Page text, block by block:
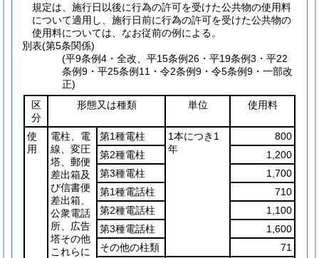
規定は、施行日以後に行為の許可を受けた公共物の使用料
について適用し、施行日前に行為の許可を受けた公共物の
使用料については、なお従前の例による。
別表(第5条関係)
(平9条例4・全改、平15条例26・平19条例3・平22
条例9・平25条例11・令2条例9・令5条例9・一部改
正)
区
分
形態又は種類 単位 使用料
使
用
電柱、電
線、変圧
塔、郵便
差出箱及
び信書便
差出箱、
公衆電話
所、広告
塔その他
これらに
第1種電柱
1本につき1
年
800
第2種電柱
1,200
第3種電柱
1,700
第1種電話柱
710
第2種電話柱
1,100
第3種電話柱
1,600
その他の柱類
71